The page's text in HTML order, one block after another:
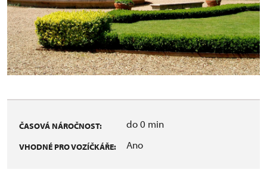
ČASOVÁ NÁROČNOST: do 0 min
VHODNÉ PRO VOZÍČKÁŘE: Ano